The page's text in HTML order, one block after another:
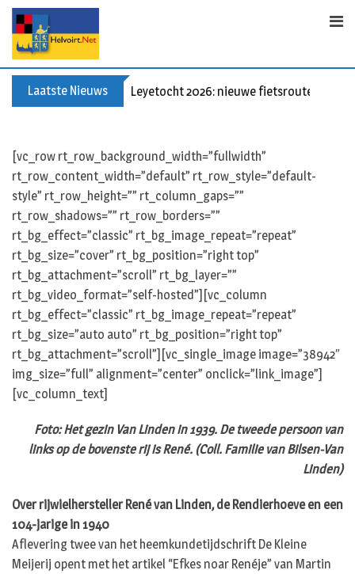
Skip
content
Laatste Nieuws Leyetocht 2026: nieuwe fietsroutes
[vc_row rt_row_background_width=”fullwidth”
rt_row_content_width=”default” rt_row_style=”default-
style” rt_row_height=”” rt_column_gaps=””
rt_row_shadows=”” rt_row_borders=””
rt_bg_effect=”classic” rt_bg_image_repeat=”repeat”
rt_bg_size=”cover” rt_bg_position=”right top”
rt_bg_attachment=”scroll” rt_bg_layer=””
rt_bg_video_format=”self-hosted”][vc_column
rt_bg_effect=”classic” rt_bg_image_repeat=”repeat”
rt_bg_size=”auto auto” rt_bg_position=”right top”
rt_bg_attachment=”scroll”][vc_single_image image=”38942″
img_size=”full” alignment=”center” onclick=”link_image”]
[vc_column_text]
Foto: Het gezin Van Linden in 1939. De tweede persoon van
links op de bovenste rij is René. (Coll. Familie van Bilsen-Van
Linden)
Over rijwielhersteller René van Linden, de Rendierhoeve en een
104-jarige in 1940
Aflevering twee van het heemkundetijdschrift De Kleine
Meijerij opent met het artikel “Efkes noar Renéje” van Martin